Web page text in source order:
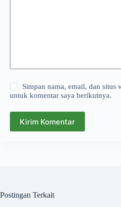
Simpan nama, email, dan situs
untuk komentar saya berikutnya.
Kirim Komentar
Postingan Terkait